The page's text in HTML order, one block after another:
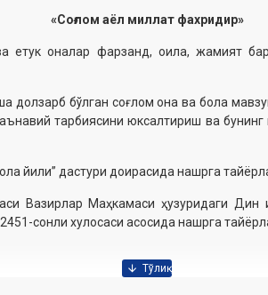
«Соғлом аёл миллат фахридир»
етук оналар фарзанд, оила, жамият
долзарб бўлган соғлом она ва бола
тарбиясини юксалтириш ва
йили” дастури доирасида нашрга
Вазирлар Маҳкамаси ҳузуридаги Дин
сонли хулосаси асосида нашрга